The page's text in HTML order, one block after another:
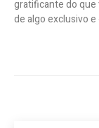
gratificante do
de algo exclusivo e